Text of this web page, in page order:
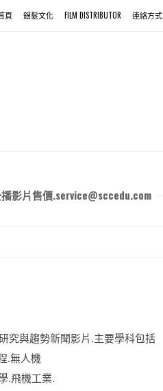
頁 銀髮文化 FILM DISTRIBUTOR 連絡方式
影片售價.service@sccedu.com
究與趨勢新聞影片.主要學科包括
.無人機
.飛機工業.